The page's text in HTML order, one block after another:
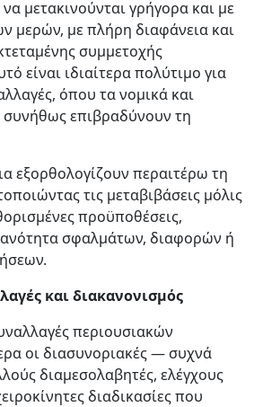
μετακινούνται γρήγορα και με
μερών, με πλήρη διαφάνεια και
συμμετοχής
είναι ιδιαίτερα πολύτιμο για
όπου τα νομικά και
συνήθως επιβραδύνουν τη
εξορθολογίζουν περαιτέρω τη
τις μεταβιβάσεις μόλις
προϋποθέσεις,
σφαλμάτων, διαφορών ή
και διακανονισμός
περιουσιακών
οι διασυνοριακές — συχνά
διαμεσολαβητές, ελέγχους
διαδικασίες που